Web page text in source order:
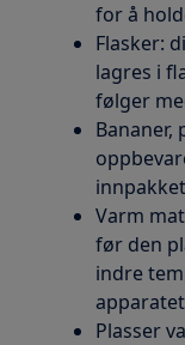
for å
Flasker:
lagres i
følger
Bananer,
Varm
før den
indre
Plasser